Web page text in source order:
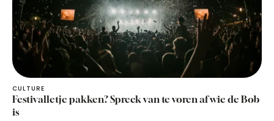
CULTURE
Festivalletje pakken? Spreek van te voren af wie de Bob
is